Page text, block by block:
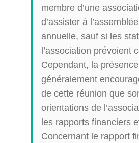
membre d’une
d’assister à
annuelle, sauf si les
l’association prévoient
Cependant, la
généralement
de cette réunion que
orientations de
les rapports financiers
Concernant le rapport